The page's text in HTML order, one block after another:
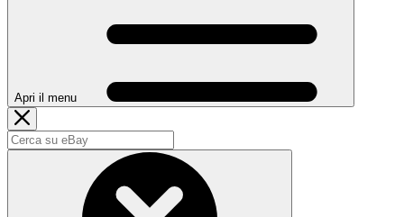
Apri il menu